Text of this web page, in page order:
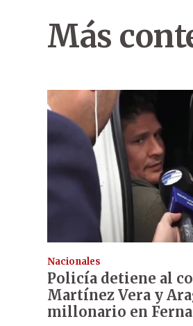
Más
Nacionales
Policía detiene al
Martínez Vera y
millonario en